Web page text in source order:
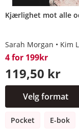
Kjærlighet mot alle
Sarah Morgan Kim
4 for 199kr
119,50 kr
Velg format
Pocket E-bok